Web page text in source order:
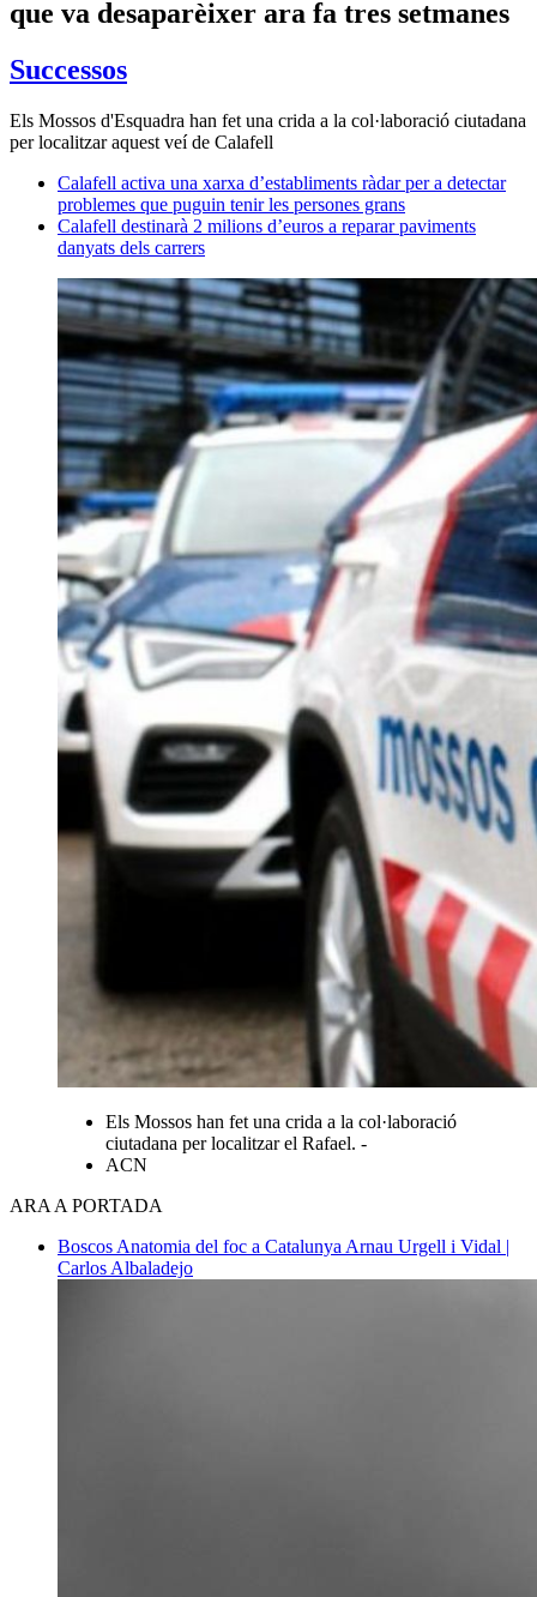
que va desaparèixer ara fa tres setmanes
Successos
Els Mossos d'Esquadra han fet una crida a la col·laboració ciutadana
per localitzar aquest veí de Calafell
Calafell activa una xarxa d’establiments ràdar per a detectar
problemes que puguin tenir les persones grans
Calafell destinarà 2 milions d’euros a reparar paviments
danyats dels carrers
Els Mossos han fet una crida a la col·laboració
ciutadana per localitzar el Rafael. -
ACN
ARA A PORTADA
Boscos Anatomia del foc a Catalunya Arnau Urgell i Vidal |
Carlos Albaladejo